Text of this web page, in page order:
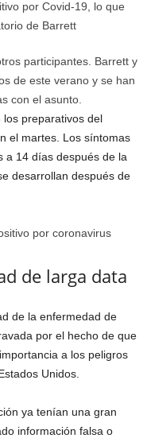
participantes. Barrett y
de este verano y se han
con el asunto.
los preparativos del
el martes. Los síntomas
a 14 días después de la
desarrollan después de
de larga data
de la enfermedad de
por el hecho de que
a los peligros
Unidos.
ya tenían una gran
información falsa o